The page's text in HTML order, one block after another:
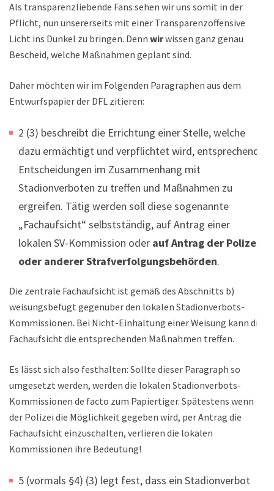
Als transparenzliebende Fans sehen wir uns somit in der
Pflicht, nun unsererseits mit einer Transparenzoffensive
Licht ins Dunkel zu bringen. Denn wirwissen ganz genau
Bescheid, welche Maßnahmen geplant sind.
Daher möchten wir im Folgenden Paragraphen aus dem
Entwurfspapier der DFL zitieren:
2 (3) beschreibt die Errichtung einer Stelle, welche
dazu ermächtigt und verpflichtet wird, entsprechende
Entscheidungen im Zusammenhang mit
Stadionverboten zu treffen und Maßnahmen zu
ergreifen. Tätig werden soll diese sogenannte
„Fachaufsicht“ selbstständig, auf Antrag einer
lokalen SV-Kommission oder auf Antrag der Polizei
oder anderer Strafverfolgungsbehörden.
Die zentrale Fachaufsicht ist gemäß des Abschnitts b)
weisungsbefugt gegenüber den lokalen Stadionverbots-
Kommissionen. Bei Nicht-Einhaltung einer Weisung kann die
Fachaufsicht die entsprechenden Maßnahmen treffen.
Es lässt sich also festhalten: Sollte dieser Paragraph so
umgesetzt werden, werden die lokalen Stadionverbots-
Kommissionen de facto zum Papiertiger. Spätestens wenn
der Polizei die Möglichkeit gegeben wird, per Antrag die
Fachaufsicht einzuschalten, verlieren die lokalen
Kommissionen ihre Bedeutung!
5 (vormals §4) (3) legt fest, dass ein Stadionverbot